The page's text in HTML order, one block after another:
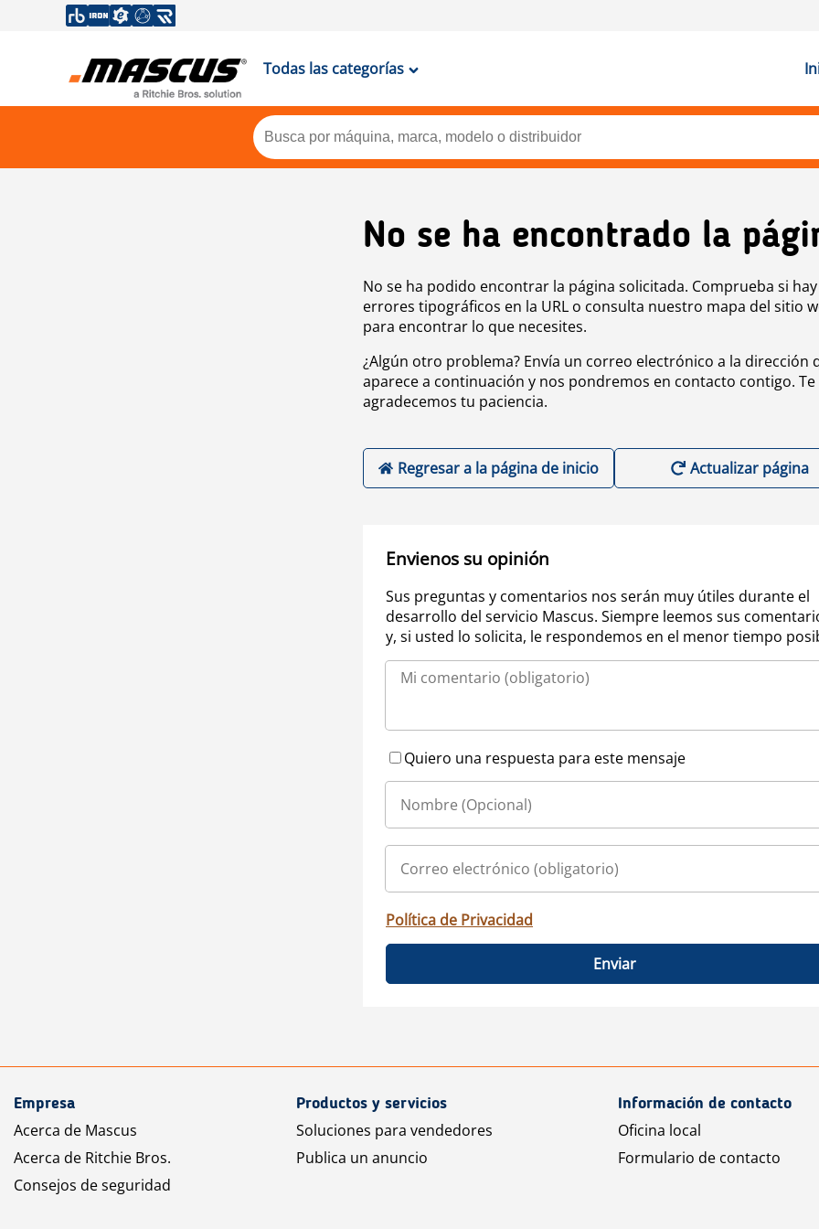
Todas las categorías
No se ha encontrado la
No se ha podido encontrar la página solicitada. Comprueba si hay
errores tipográficos en la URL o consulta nuestro mapa del sitio
para encontrar lo que necesites.
¿Algún otro problema? Envía un correo electrónico a la dirección
aparece a continuación y nos pondremos en contacto contigo. Te
agradecemos tu paciencia.
Regresar a la página de inicio Actualizar página
Envienos su opinión
Sus preguntas y comentarios nos serán muy útiles durante el
desarrollo del servicio Mascus. Siempre leemos sus
y, si usted lo solicita, le respondemos en el menor tiempo
Quiero una respuesta para este mensaje
Política de Privacidad
Enviar
Empresa
Acerca de Mascus
Acerca de Ritchie Bros.
Consejos de seguridad
Productos y servicios
Soluciones para vendedores
Publica un anuncio
Información de contacto
Oficina local
Formulario de contacto